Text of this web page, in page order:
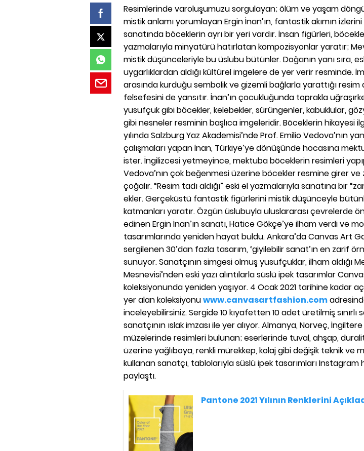
Resimlerinde varoluşumuzu sorgulayan; ölüm ve yaşam
mistik anlamı yorumlayan Ergin İnan’ın, fantastik akımın
sanatında böceklerin ayrı bir yeri vardır. İnsan figürleri,
yazmalarıyla minyatürü hatırlatan kompozisyonlar yaratır;
mistik düşünceleriyle bu üslubu bütünler. Doğanın yanı sıra,
uygarlıklardan aldığı kültürel imgelere de yer verir resminde.
arasında kurduğu sembolik ve gizemli bağlarla yarattığı resim
felsefesini de yansıtır. İnan’ın çocukluğunda toprakla
yusufçuk gibi böcekler, kelebekler, sürüngenler, kabuklular,
gibi nesneler resminin başlıca imgeleridir. Böceklerin hikayesi
yılında Salzburg Yaz Akademisi’nde Prof. Emilio Vedova’nın
çalışmaları yapan İnan, Türkiye’ye dönüşünde hocasına
ister. İngilizcesi yetmeyince, mektuba böceklerin resimleri
Vedova’nın çok beğenmesi üzerine böcekler resmine girer ve
çoğalır. “Resim tadı aldığı” eski el yazmalarıyla sanatına bir
ekler. Gerçeküstü fantastik figürlerini mistik düşünceyle
katmanları yaratır. Özgün üslubuyla uluslararası çevrelerde
edinen Ergin İnan’ın sanatı, Hatice Gökçe’ye ilham verdi ve
tasarımlarında yeniden hayat buldu. Ankara’da Canvas Art
sergilenen 30’dan fazla tasarım, ‘giyilebilir sanat’ın en zarif
sunuyor. Sanatçının simgesi olmuş yusufçuklar, ilham aldığı
Mesnevisi’nden eski yazı alıntılarla süslü ipek tasarımlar
koleksiyonunda yeniden yaşıyor. 4 Ocak 2021 tarihine kadar
yer alan koleksiyonuwww.canvasartfashion.com
inceleyebilirsiniz. Sergide 10 kıyafetten 10 adet üretilmiş sınırlı
sanatçının ıslak imzası ile yer alıyor. Almanya, Norveç,
müzelerinde resimleri bulunan; eserlerinde tuval, ahşap,
üzerine yağlıboya, renkli mürekkep, kolaj gibi değişik teknik ve
kullanan sanatçı, tablolarıyla süslü ipek tasarımları Instagram
paylaştı.
Pantone 2021 Yılının Renklerini